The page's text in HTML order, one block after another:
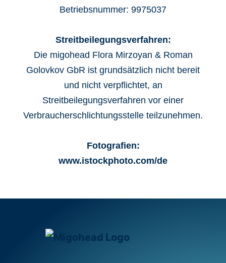
Betriebsnummer: 9975037
Streitbeilegungsverfahren:
Die migohead Flora Mirzoyan & Roman
Golovkov GbR ist grundsätzlich nicht bereit
und nicht verpflichtet, an
Streitbeilegungsverfahren vor einer
Verbraucherschlichtungsstelle teilzunehmen.
Fotografien:
www.istockphoto.com/de